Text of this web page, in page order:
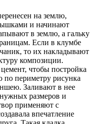
на землю,
и начинают
в землю, а гальку
Если в клумбе
то их накладывают
композиции.
чтобы постройка
по периметру рисунка
Заливают в нее
размеров и
применяют с
впечатление